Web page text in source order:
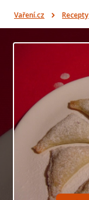
Vaření.cz Recepty